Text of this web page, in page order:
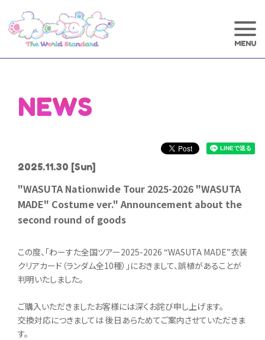
NEWS
2025.11.30 [Sun]
"WASUTA Nationwide Tour 2025-2026 "WASUTA
MADE" Costume ver." Announcement about the
second round of goods
この度、「わーすた全国ツアー2025-2026 “WASUTA MADE”衣装
クリアカード（ランダム全10種）」におきまして、誤植があることが
判明いたしました。
ご購入いただきましたお客様には深くお詫び申し上げます。
交換対応につきましては 後日あらためてご案内させていただきま
す。